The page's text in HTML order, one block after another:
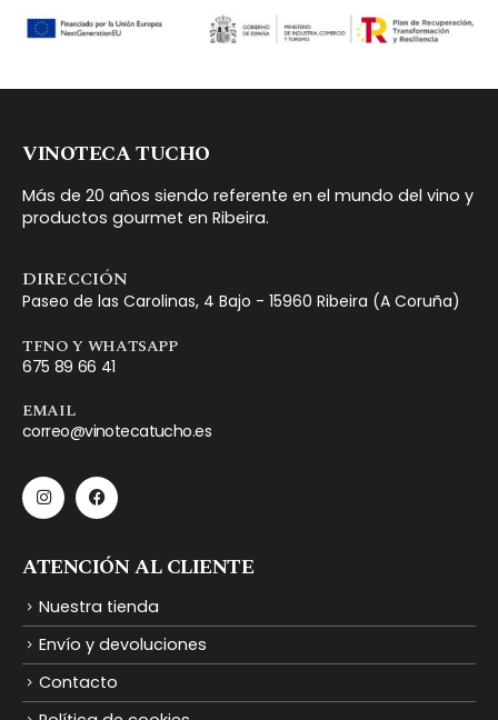
VINOTECA TUCHO
Más de 20 años siendo referente en el mundo del vino y
productos gourmet en Ribeira.
DIRECCIÓN
Paseo de las Carolinas, 4 Bajo - 15960 Ribeira (A Coruña)
TFNO Y WHATSAPP
675 89 66 41
EMAIL
correo@vinotecatucho.es
ATENCIÓN AL CLIENTE
Nuestra tienda
Envío y devoluciones
Contacto